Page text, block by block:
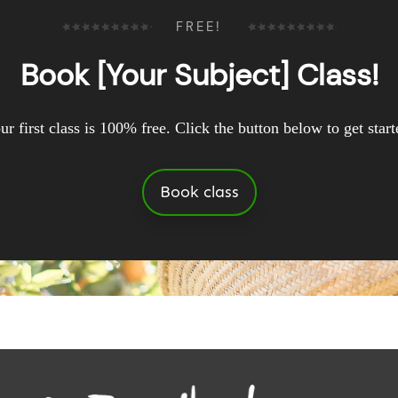
FREE!
Book [Your Subject] Class!
first class is 100% free. Click the button below to get
Book class